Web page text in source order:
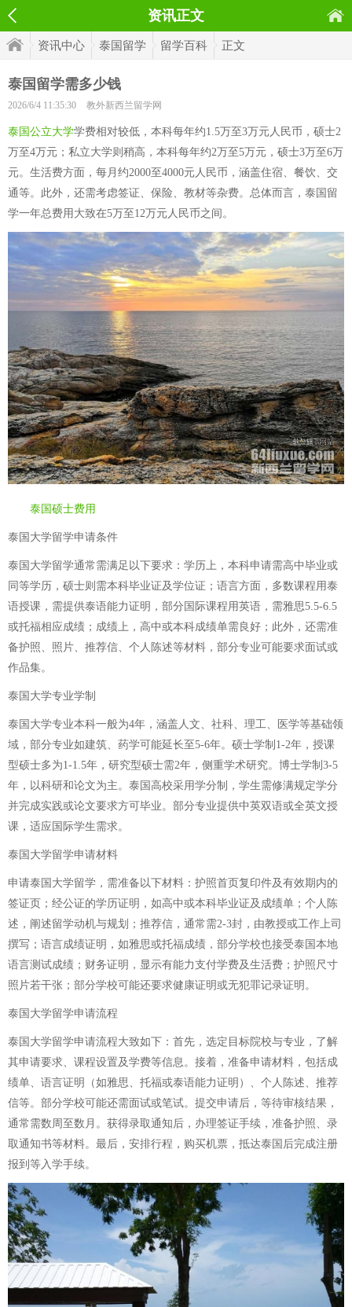
资讯正文
资讯中心 泰国留学 留学百科 正文
泰国留学需多少钱
2026/6/4 11:35:30 教外新西兰留学网
泰国公立大学学费相对较低，本科每年约1.5万至3万元人民币，硕士2
万至4万元；私立大学则稍高，本科每年约2万至5万元，硕士3万至6万
元。生活费方面，每月约2000至4000元人民币，涵盖住宿、餐饮、交
通等。此外，还需考虑签证、保险、教材等杂费。总体而言，泰国留
学一年总费用大致在5万至12万元人民币之间。
泰国硕士费用
泰国大学留学申请条件
泰国大学留学通常需满足以下要求：学历上，本科申请需高中毕业或
同等学历，硕士则需本科毕业证及学位证；语言方面，多数课程用泰
语授课，需提供泰语能力证明，部分国际课程用英语，需雅思5.5-6.5
或托福相应成绩；成绩上，高中或本科成绩单需良好；此外，还需准
备护照、照片、推荐信、个人陈述等材料，部分专业可能要求面试或
作品集。
泰国大学专业学制
泰国大学专业本科一般为4年，涵盖人文、社科、理工、医学等基础领
域，部分专业如建筑、药学可能延长至5-6年。硕士学制1-2年，授课
型硕士多为1-1.5年，研究型硕士需2年，侧重学术研究。博士学制3-5
年，以科研和论文为主。泰国高校采用学分制，学生需修满规定学分
并完成实践或论文要求方可毕业。部分专业提供中英双语或全英文授
课，适应国际学生需求。
泰国大学留学申请材料
申请泰国大学留学，需准备以下材料：护照首页复印件及有效期内的
签证页；经公证的学历证明，如高中或本科毕业证及成绩单；个人陈
述，阐述留学动机与规划；推荐信，通常需2-3封，由教授或工作上司
撰写；语言成绩证明，如雅思或托福成绩，部分学校也接受泰国本地
语言测试成绩；财务证明，显示有能力支付学费及生活费；护照尺寸
照片若干张；部分学校可能还要求健康证明或无犯罪记录证明。
泰国大学留学申请流程
泰国大学留学申请流程大致如下：首先，选定目标院校与专业，了解
其申请要求、课程设置及学费等信息。接着，准备申请材料，包括成
绩单、语言证明（如雅思、托福或泰语能力证明）、个人陈述、推荐
信等。部分学校可能还需面试或笔试。提交申请后，等待审核结果，
通常需数周至数月。获得录取通知后，办理签证手续，准备护照、录
取通知书等材料。最后，安排行程，购买机票，抵达泰国后完成注册
报到等入学手续。